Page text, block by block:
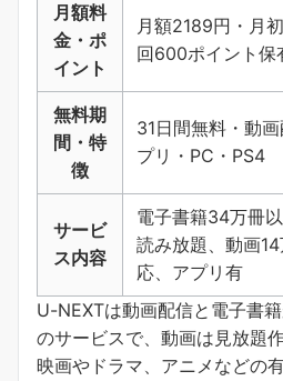
月額料
金・ポ
イント
月額2189円・月
回600ポイント保
無料期
間・特
徴
31日間無料・動
プリ・PC・PS4
サービ
ス内容
電子書籍34万冊
読み放題、動画
応、アプリ有
U-NEXTは動画配信と電子書
のサービスで、動画は見放題
映画やドラマ、アニメなどの